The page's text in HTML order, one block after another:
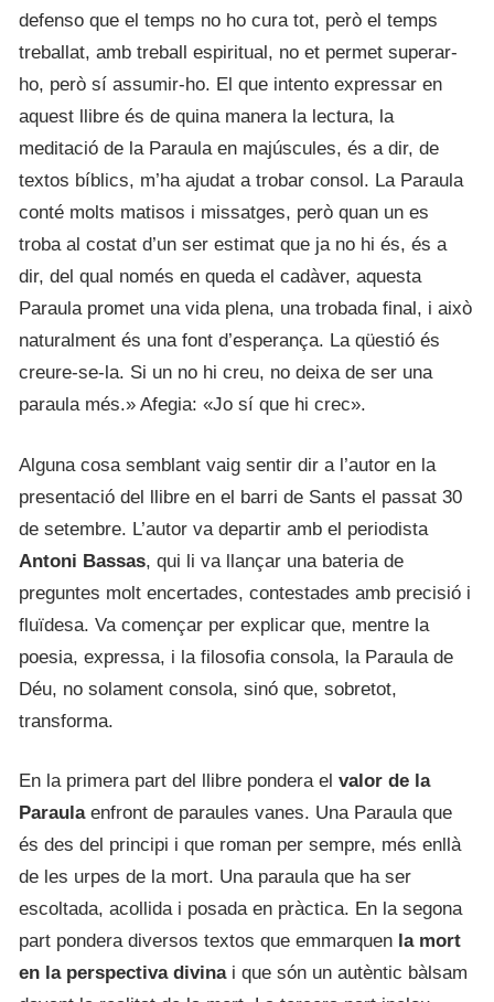
defenso que el temps no ho cura tot, però el temps
treballat, amb treball espiritual, no et permet superar-
ho, però sí assumir-ho. El que intento expressar en
aquest llibre és de quina manera la lectura, la
meditació de la Paraula en majúscules, és a dir, de
textos bíblics, m’ha ajudat a trobar consol. La Paraula
conté molts matisos i missatges, però quan un es
troba al costat d’un ser estimat que ja no hi és, és a
dir, del qual només en queda el cadàver, aquesta
Paraula promet una vida plena, una trobada final, i això
naturalment és una font d’esperança. La qüestió és
creure-se-la. Si un no hi creu, no deixa de ser una
paraula més.» Afegia: «Jo sí que hi crec».
Alguna cosa semblant vaig sentir dir a l’autor en la
presentació del llibre en el barri de Sants el passat 30
de setembre. L’autor va departir amb el periodista
Antoni Bassas, qui li va llançar una bateria de
preguntes molt encertades, contestades amb precisió i
fluïdesa. Va començar per explicar que, mentre la
poesia, expressa, i la filosofia consola, la Paraula de
Déu, no solament consola, sinó que, sobretot,
transforma.
En la primera part del llibre pondera el valor de la
Paraulaenfront de paraules vanes. Una Paraula que
és des del principi i que roman per sempre, més enllà
de les urpes de la mort. Una paraula que ha ser
escoltada, acollida i posada en pràctica. En la segona
part pondera diversos textos que emmarquen la mort
en la perspectiva divinai que són un autèntic bàlsam